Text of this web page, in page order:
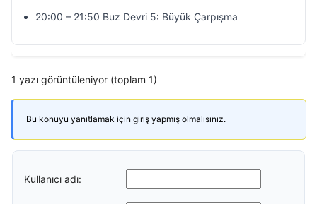
20:00 – 21:50 Buz Devri 5: Büyük Çarpışma
1 yazı görüntüleniyor (toplam 1)
Bu konuyu yanıtlamak için giriş yapmış olmalısınız.
Kullanıcı adı: